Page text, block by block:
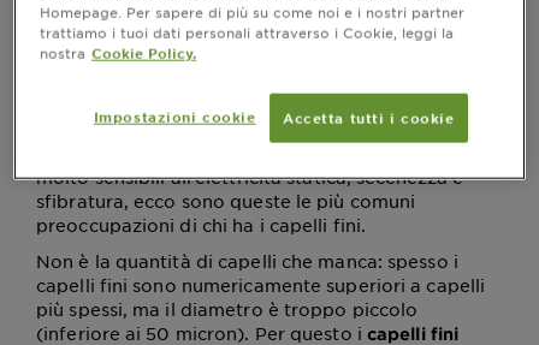
4 tagli che valorizzano i capelli fini,
diradamento della chioma, oppure vita breve della
molto sensibili all’elettricità statica, secchezza e
sfibratura, ecco sono queste le più comuni
preoccupazioni di chi ha i capelli fini.
Non è la quantità di capelli che manca: spesso i
capelli fini sono numericamente superiori a capelli
più spessi, ma il diametro è troppo piccolo
(inferiore ai 50 micron). Per questo i capelli fini
Homepage. Per sapere di più su come noi e i nostri partner
trattiamo i tuoi dati personali attraverso i Cookie, leggi la
nostra Cookie Policy.
Impostazioni cookie Accetta tutti i cookie